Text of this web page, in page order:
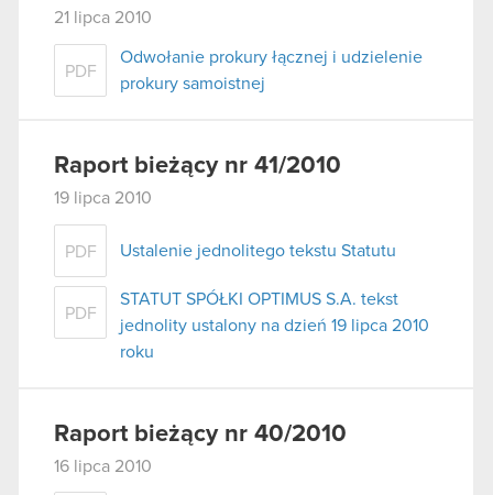
21 lipca 2010
PDF
Odwołanie prokury łącznej i udzielenie
prokury samoistnej
Raport bieżący nr 41/2010
19 lipca 2010
PDF Ustalenie jednolitego tekstu Statutu
PDF
STATUT SPÓŁKI OPTIMUS S.A. tekst
jednolity ustalony na dzień 19 lipca 2010
roku
Raport bieżący nr 40/2010
16 lipca 2010